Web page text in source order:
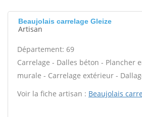
Beaujolais carrelage Gleize
Artisan
Département: 69
Carrelage - Dalles béton - Plancher
murale - Carrelage extérieur -
Voir la fiche artisan : Beaujolais